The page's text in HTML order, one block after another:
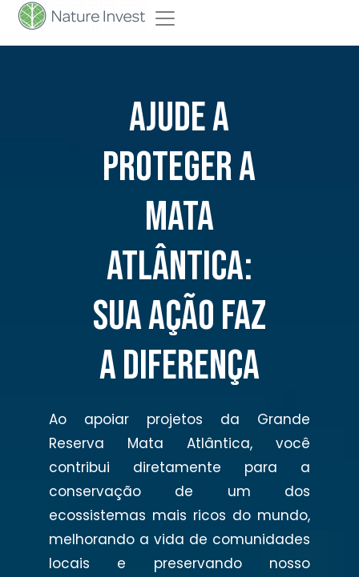
Ajude a
Proteger a
Mata
Atlântica:
Sua Ação Faz
a Diferença
Ao apoiar projetos da Grande
Reserva Mata Atlântica, você
contribui diretamente para a
conservação de um dos
ecossistemas mais ricos do mundo,
melhorando a vida de comunidades
locais e preservando nosso